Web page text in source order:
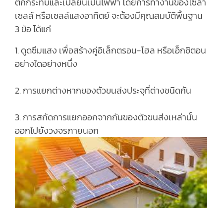
เซลล์ หรือเซลล์แสงอาทิตย์ จะต้องมีคุณสมบัติพื้นฐาน
3 ข้อ ได้แก่
1. ดูดซึมแสง เพื่อสร้างคู่อิเล็กตรอน-โฮล หรือเอ็กซิตอน
อย่างใดอย่างหนึ่ง
2. การแยกต่างหากของตัวขนส่งประจุที่ต่างชนิดกัน
3. การสกัดการแยกออกจากกันของตัวขนส่งเหล่านั้น
ออกไปยังวงจรภายนอก